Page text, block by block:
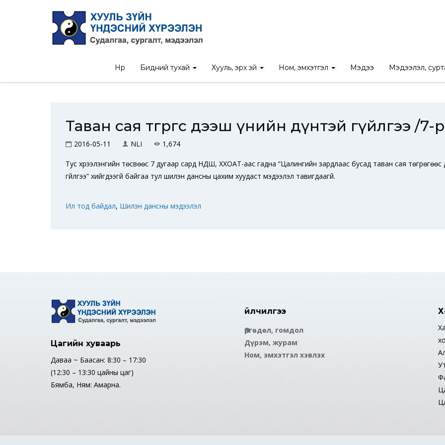
Нүүр Бидний тухай Хууль, эрх зүй Ном, эмхэтгэл Мэдээ Мэдээлэл,
Нүүр / Ил тод байдал Таван сая төгрөгөөс дээш үнийн дүнтэй гүйлгээ /
Таван сая төгрөгөөс дээш үнийн дүнтэй гүйлгээ /7-
2016-05-11 NLI 1,674
Тус хүрээлэнгийн төсвөөс 7 дугаар сард НДШ, ХХОАТ-аас гадна “Цалингийн зардлаас бусад таван сая төгрөгөөс
гүйлгээ” хийгдээгүй байгаа тул шилэн дансны цахим хуудаст мэдээлэл тавигдаагүй.
Ил тод байдал, Шилэн дансны мэдээлэл
Цагийн хуваарь
Даваа ~ Баасан: 8:30 – 17:30
(12:30 – 13:30 цайны цаг)
Бямба, Ням: Амарна.
Үйлчилгээ
Өргөдөл, гомдол
Дүрэм, журам
Ном, эмхэтгэл хэвлэх